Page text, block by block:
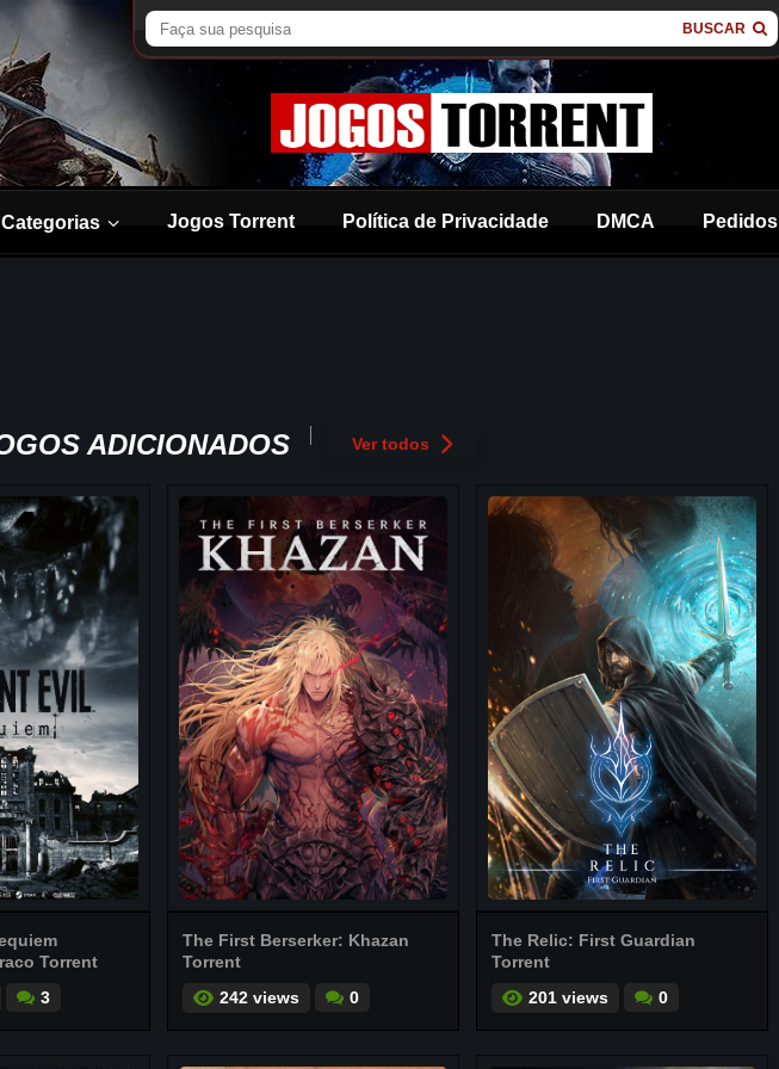
BUSCAR
Categorias Jogos Torrent Política de Privacidade DMCA Pedidos
ADICIONADOS Ver todos
Torrent
3
The First Berserker: Khazan
Torrent
242 views
0
The Relic: First Guardian
Torrent
201 views
0